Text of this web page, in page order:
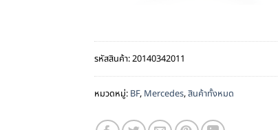
รหัสสินค้า:20140342011
หมวดหมู่: BF, Mercedes,สินค้าทั้งหมด